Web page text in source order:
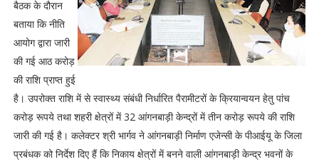
बैठक के दौरान
बताया कि नीति
आयोग द्वारा जारी
की गई आठ करोड़
की राशि प्राप्त हुई
है। उपरोक्त राशि में से स्वास्थ्य संबंधी निर्धारित पैरामीटरों के क्रियान्वयन हेतु पांच
करोड़ रूपये तथा शहरी क्षेत्रों में 32 आंगनबाड़ी केन्द्रों में तीन करोड़ रूपये की राशि
जारी की गई है। कलेक्टर श्री भार्गव ने आंगनबाड़ी निर्माण एजेन्सी के पीआईयू के जिला
प्रबंधक को निर्देश दिए हैं कि निकाय क्षेत्रों में बनने वाली आंगनबाड़ी केन्द्र भवनों के